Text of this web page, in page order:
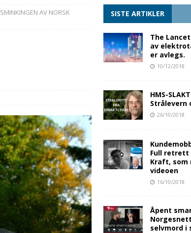
SMINKINGEN AV NORSK
SISTE ARTIKLER
The
av
er avlegs.
10/12/2018
HMS-
Strålevern
26/10/2018
Full retrett
Kraft, som
videoen
16/10/2018
Åpent
selvmord i